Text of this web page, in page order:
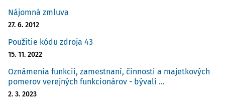
Nájomná zmluva
27. 6. 2012
Použitie kódu zdroja 43
15. 11. 2022
Oznámenia funkcií, zamestnaní, činnosti a majetkových
pomerov verejných funkcionárov - bývalí ...
2. 3. 2023